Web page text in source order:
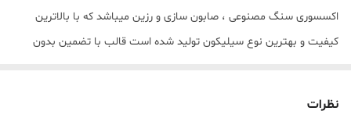
اکسسوری سنگ مصنوعی ، صابون سازی و رزین میباشد که با بالاترین
کیفیت و بهترین نوع سیلیکون تولید شده است قالب با تضمین بدون
نظرات